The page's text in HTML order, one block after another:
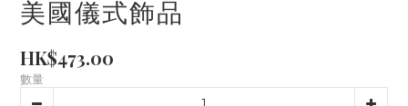
美國儀式飾品
HK$473.00
數量